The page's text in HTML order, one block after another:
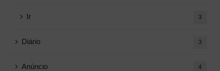
Ir 3
Diário 3
Anúncio 4